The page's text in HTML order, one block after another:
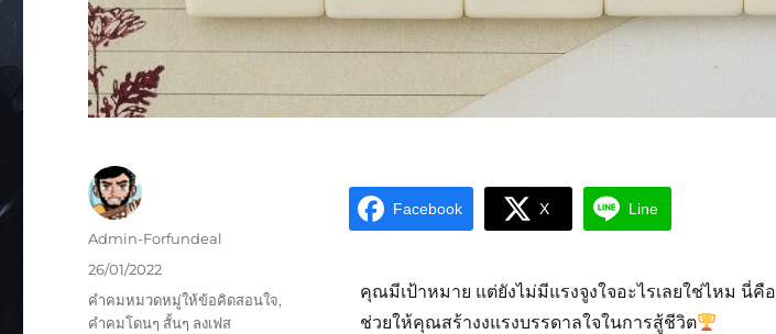
Facebook X Line
คุณมีเป้าหมาย แต่ยังไม่มีแรงจูงใจอะไรเลยใช่ไหม นี่คือ
ช่วยให้คุณสร้างงแรงบรรดาลใจในการสู้ชีวิต
Admin-Forfundeal
26/01/2022
คำคมหมวดหมู่ให้ข้อคิดสอนใจ,
คำคมโดนๆ สั้นๆ ลงเฟส